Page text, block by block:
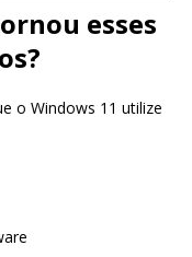
esses
o Windows 11 utilize